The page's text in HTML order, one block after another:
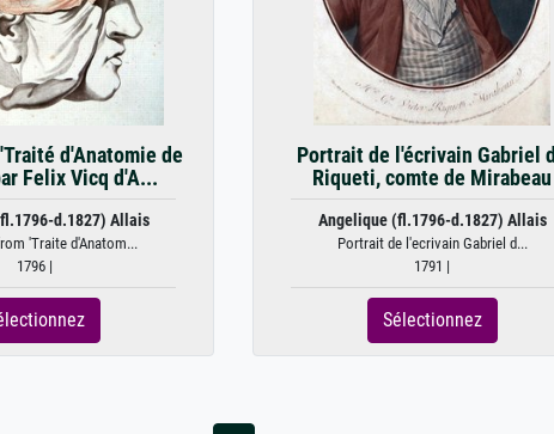
d'Anatomie de
Felix Vicq d'A...
d.1827) Allais
'Traite d'Anatom...
1796 |
Portrait de l'écrivain Gabriel
Riqueti, comte de Mirabeau
Angelique (fl.1796-d.1827) Allais
Portrait de l'ecrivain Gabriel d...
1791 |
Sélectionnez